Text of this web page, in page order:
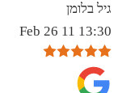
גיל בלומן
13:30 11 Feb 26